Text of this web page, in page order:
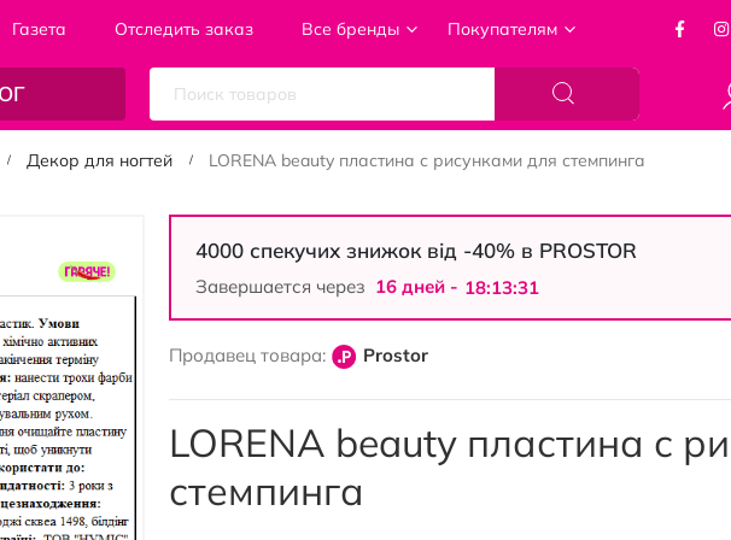
Газета Отследить заказ Все бренды Покупателям
Декор для ногтей LORENA beauty пластина с рисунками для стемпинга
4000 спекучих знижок від -40% в PROSTOR
Завершается через 16 дней - 18:13:31
Продавец товара: Prostor
LORENA beauty пластина с
стемпинга